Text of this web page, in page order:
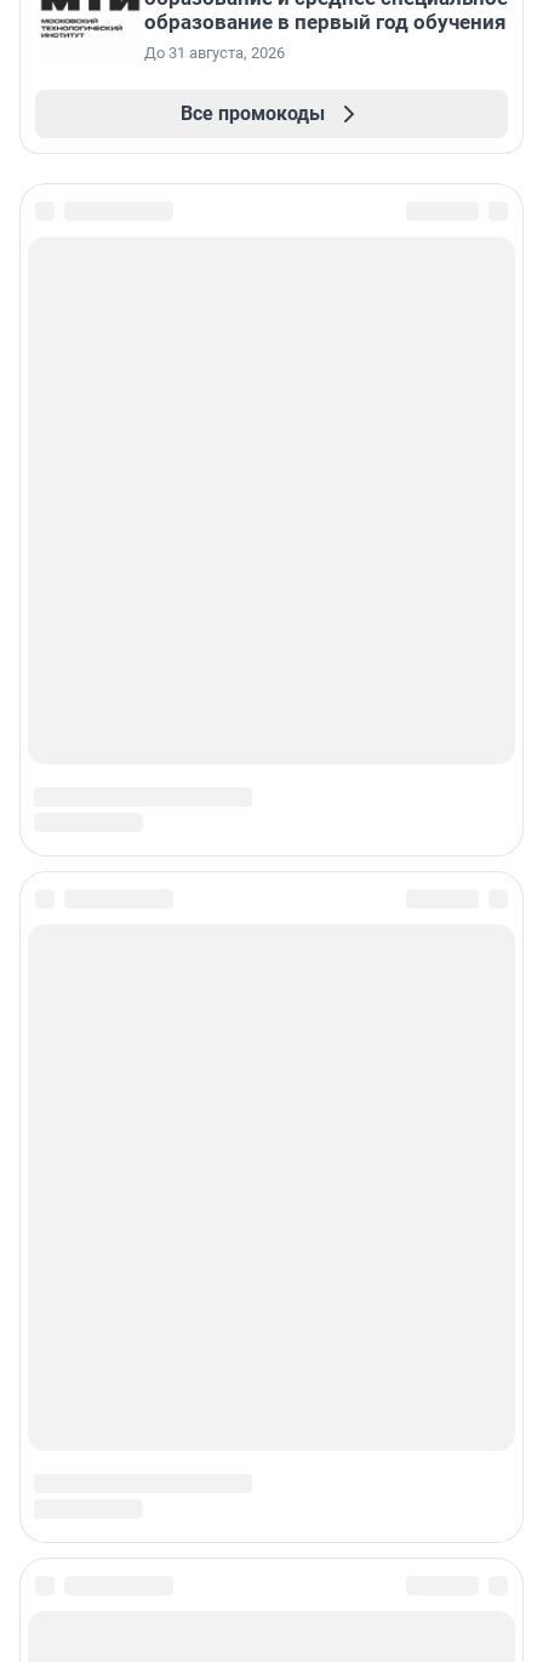
образование в первый год обучения
До 31 августа, 2026
Все промокоды